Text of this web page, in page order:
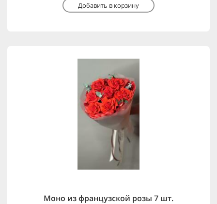
Добавить в корзину
Моно из французской розы 7 шт.